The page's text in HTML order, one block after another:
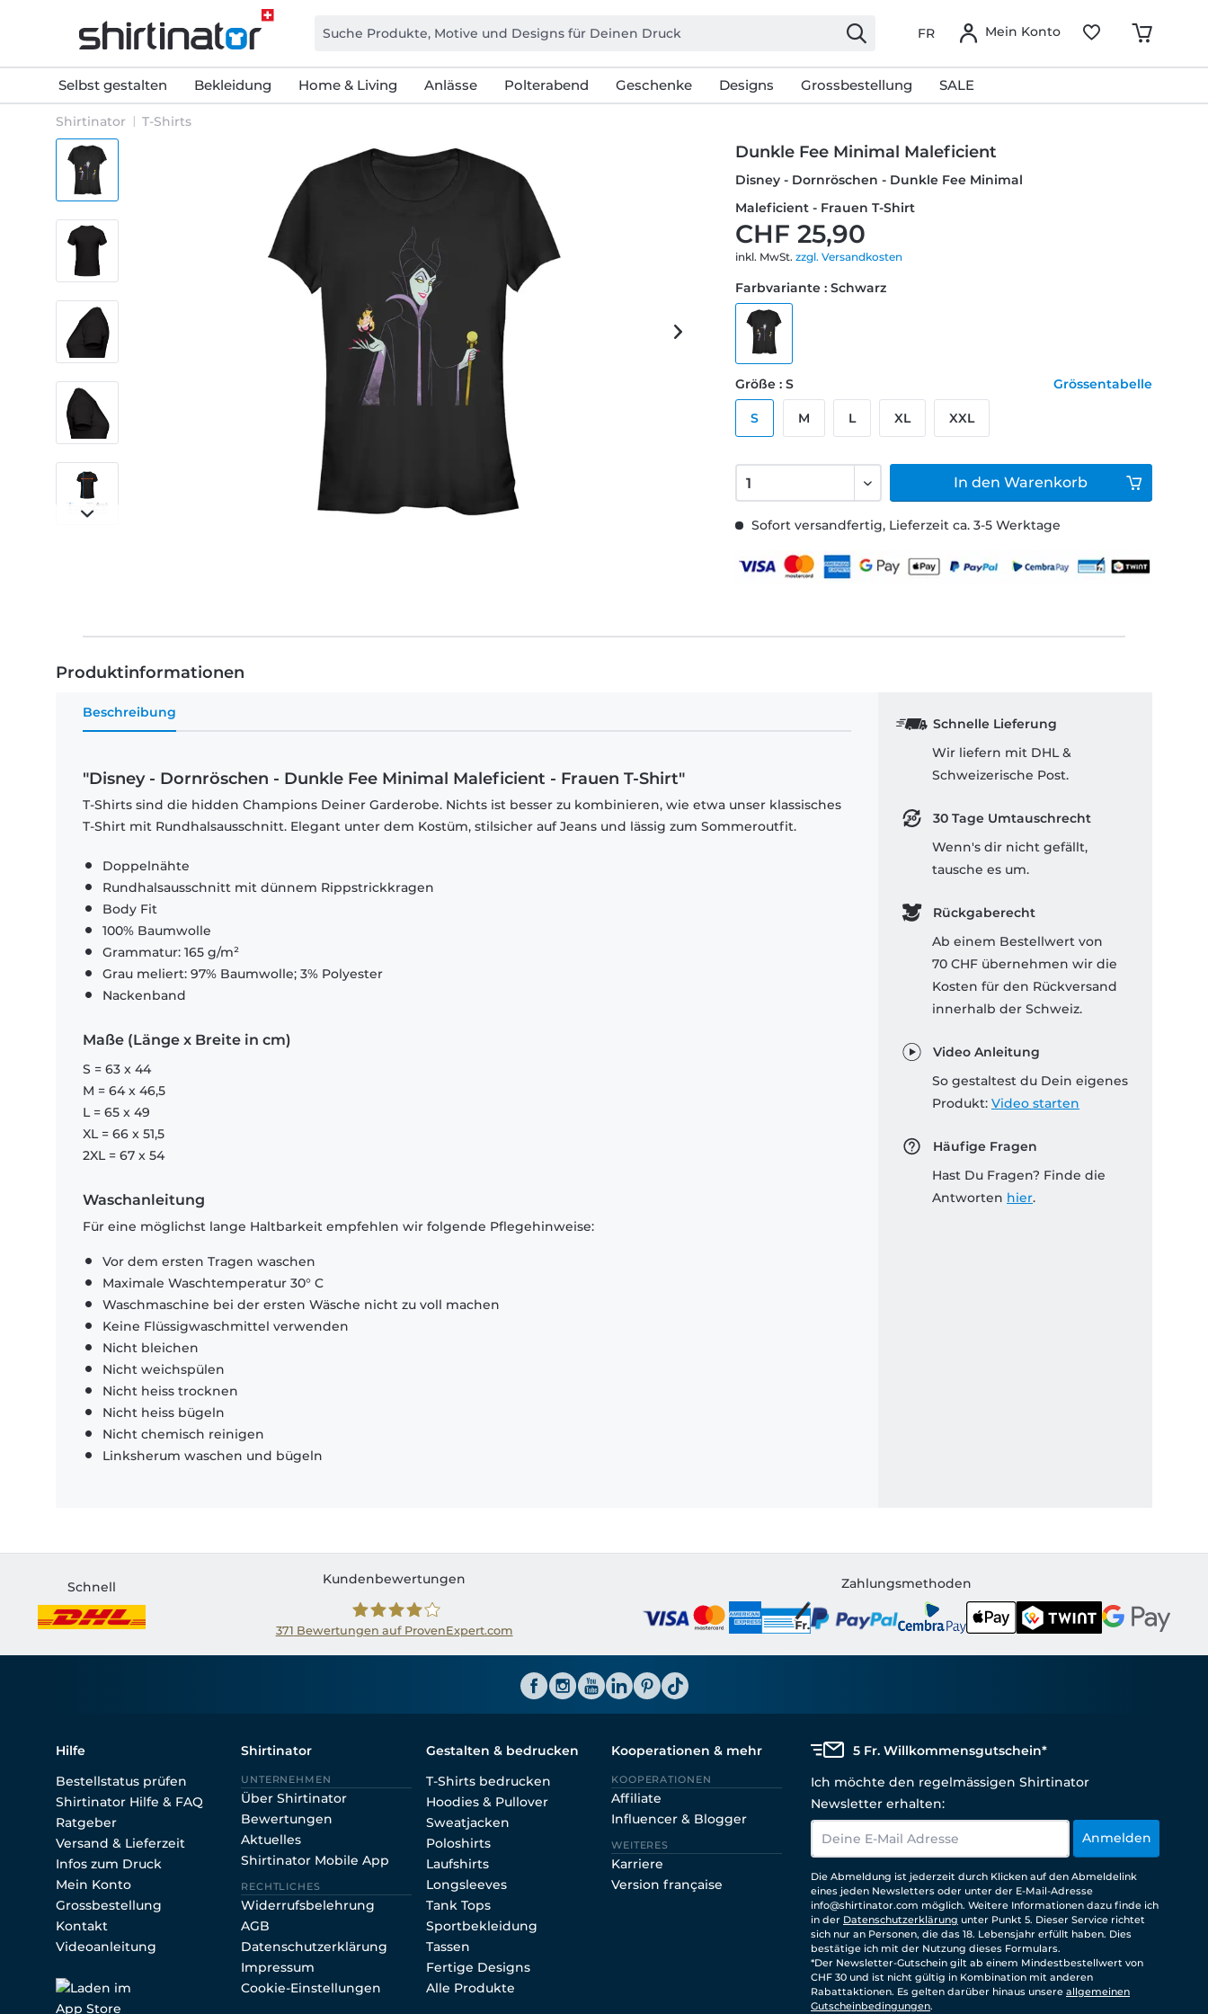
FR Mein Konto
Selbst gestalten Bekleidung Home & Living Anlässe Polterabend Geschenke Designs Grossbestellung SALE
Shirtinator T-Shirts
Dunkle Fee Minimal Maleficient
Disney - Dornröschen - Dunkle Fee Minimal
Maleficient - Frauen T-Shirt
CHF 25,90
inkl. MwSt.zzgl. Versandkosten
Sofort versandfertig, Lieferzeit ca. 3-5 Werktage
Farbvariante : Schwarz
Größe : S Grössentabelle
S M L XL XXL
In den Warenkorb
Produktinformationen
Beschreibung
"Disney - Dornröschen - Dunkle Fee Minimal Maleficient - Frauen T-Shirt"
T-Shirts sind die hidden Champions Deiner Garderobe. Nichts ist besser zu kombinieren, wie etwa unser klassisches
T-Shirt mit Rundhalsausschnitt. Elegant unter dem Kostüm, stilsicher auf Jeans und lässig zum Sommeroutfit.
Doppelnähte
Rundhalsausschnitt mit dünnem Rippstrickkragen
Body Fit
100% Baumwolle
Grammatur: 165 g/m²
Grau meliert: 97% Baumwolle; 3% Polyester
Nackenband
Maße (Länge x Breite in cm)
S = 63 x 44
M = 64 x 46,5
L = 65 x 49
XL = 66 x 51,5
2XL = 67 x 54
Waschanleitung
Für eine möglichst lange Haltbarkeit empfehlen wir folgende Pflegehinweise:
Vor dem ersten Tragen waschen
Maximale Waschtemperatur 30° C
Waschmaschine bei der ersten Wäsche nicht zu voll machen
Keine Flüssigwaschmittel verwenden
Nicht bleichen
Nicht weichspülen
Nicht heiss trocknen
Nicht heiss bügeln
Nicht chemisch reinigen
Linksherum waschen und bügeln
Schnelle Lieferung
Wir liefern mit DHL &
Schweizerische Post.
30 Tage Umtauschrecht
Wenn's dir nicht gefällt,
tausche es um.
Rückgaberecht
Ab einem Bestellwert von
70 CHF übernehmen wir die
Kosten für den Rückversand
innerhalb der Schweiz.
Video Anleitung
So gestaltest du Dein eigenes
Produkt: Video starten
Häufige Fragen
Hast Du Fragen? Finde die
Antworten hier.
Schnell
Kundenbewertungen
371 Bewertungen auf ProvenExpert.com
Zahlungsmethoden
Hilfe
Bestellstatus prüfen
Shirtinator Hilfe & FAQ
Ratgeber
Versand & Lieferzeit
Infos zum Druck
Mein Konto
Grossbestellung
Kontakt
Videoanleitung
Shirtinator
UNTERNEHMEN
Über Shirtinator
Bewertungen
Aktuelles
Shirtinator Mobile App
RECHTLICHES
Widerrufsbelehrung
AGB
Datenschutzerklärung
Impressum
Cookie-Einstellungen
Gestalten & bedrucken
T-Shirts bedrucken
Hoodies & Pullover
Sweatjacken
Poloshirts
Laufshirts
Longsleeves
Tank Tops
Sportbekleidung
Tassen
Fertige Designs
Alle Produkte
Kooperationen & mehr
KOOPERATIONEN
Affiliate
Influencer & Blogger
WEITERES
Karriere
Version française
5 Fr. Willkommensgutschein*
Ich möchte den regelmässigen Shirtinator
Newsletter erhalten:
Anmelden
Die Abmeldung ist jederzeit durch Klicken auf den Abmeldelink
eines jeden Newsletters oder unter der E-Mail-Adresse
info@shirtinator.com möglich. Weitere Informationen dazu finde ich
in der Datenschutzerklärung unter Punkt 5. Dieser Service richtet
sich nur an Personen, die das 18. Lebensjahr erfüllt haben. Dies
bestätige ich mit der Nutzung dieses Formulars.
*Der Newsletter-Gutschein gilt ab einem Mindestbestellwert von
CHF 30 und ist nicht gültig in Kombination mit anderen
Rabattaktionen. Es gelten darüber hinaus unsere allgemeinen
Gutscheinbedingungen.